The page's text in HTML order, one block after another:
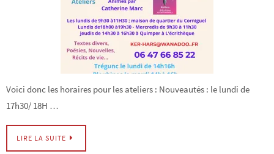
Voici donc les horaires pour les ateliers : Nouveautés : le lundi de
17h30/ 18H …
LIRE LA SUITE